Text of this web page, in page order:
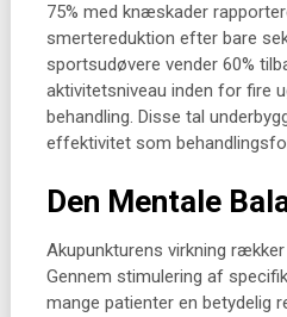
75% med knæskader
smertereduktion efter bare
sportsudøvere vender 60%
aktivitetsniveau inden for fire
behandling. Disse tal
effektivitet som
Den Mentale
Akupunkturens virkning
Gennem stimulering af
mange patienter en betydelig